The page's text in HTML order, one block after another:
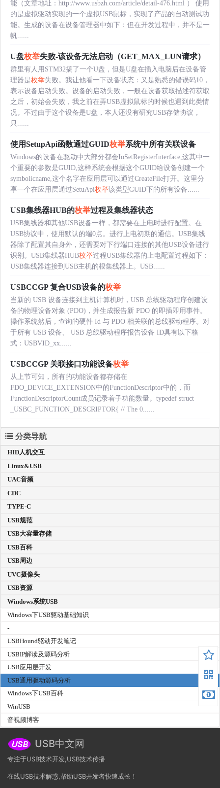
能（文章地址：http://www.usbzh.com/article/detail-476.html ） 使用
的是虚拟驱动实现的一个虚拟USB鼠标，实现了产品的自动测试功
能。生成的设备在设备管理器中如下：但在开发过程中，并不是一
帆......
U盘枚举失败-该设备无法启动（GET_MAX_LUN请求）
群里有人用STM32搞了一个U盘，但是U盘在插入电脑后在设备管
理器是枚举失败。我让他看一下设备状态：又是熟悉的错误码10，
表示设备启动失败。设备的启动失败，一般在设备获取描述符获取
之后，初始会失败，我之前在弄USB虚拟鼠标的时候也遇到此类情
况。不过由于这个设备是U盘，本人还没有研究USB存储协议，
只......
使用SetupApi函数通过GUID枚举系统中所有关联设备
Windows的设备在驱动中大部分都会IoSetRegisterInterface,这其中一
个重要的参数是GUID,这样系统会根据这个GUID给设备创建一个
symbolicname,这个名字在应用层可以通过CreateFile打开。这里分
享一个在应用层通过SetuApi枚举该类型GUID下的所有设备......
USB集线器HUB的枚举过程及集线器状态
USB集线器和其他USB设备一样，都需要在上电时进行配置。在
USB协议中，使用默认的端0点。进行上电初期的通信。USB集线
器除了配置其自身外，还需要对下行端口连接的其他USB设备进行
识别。USB集线器HUB枚举过程USB集线器的上电配置过程如下：
USB集线器连接到USB主机的根集线器上。USB......
USBCCGP 复合USB设备的枚举
当新的 USB 设备连接到主机计算机时，USB 总线驱动程序创建设
备的物理设备对象 (PDO)，并生成报告新 PDO 的即插即用事件。
操作系统然后，查询的硬件 Id 与 PDO 相关联的总线驱动程序。对
于所有 USB 设备、 USB 总线驱动程序报告设备 ID具有以下格
式：USBVID_xx......
USBCCGP 关联接口功能设备枚举
从上节可知，所有的功能设备都存储在
FDO_DEVICE_EXTENSION中的FunctionDescriptor中的，而
FunctionDescriptorCount成员记录着子功能数量。typedef struct
_USBC_FUNCTION_DESCRIPTOR{ // The 0......
分类导航
HID人机交互
Linux&USB
UAC音频
CDC
TYPE-C
USB规范
USB大容量存储
USB百科
USB周边
UVC摄像头
USB资源
Windows系统USB
Windows下USB驱动基础知识
-
USBHound驱动开发笔记
USBIP解读及源码分析
USB应用层开发
USB通用驱动源码分析
Windows下USB百科
WinUSB
音视频博客
USB中文网
专注于USB技术开发,USB技术传播
在线USB技术解惑,帮助USB开发者快速成长！